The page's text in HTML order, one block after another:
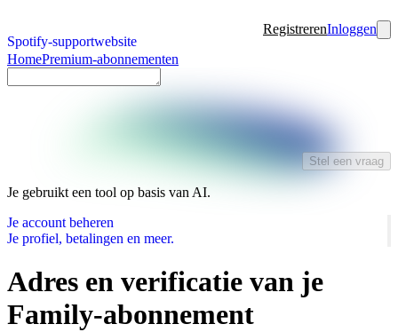
Spotify-supportwebsite
RegistrerenInloggen
HomePremium-abonnementen
Stel een vraag
Je gebruikt een tool op basis van AI.
Je account beheren
Je profiel, betalingen en meer.
Adres en verificatie van je
Family-abonnement